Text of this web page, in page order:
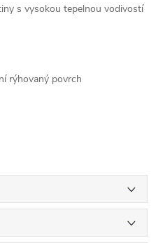
s vysokou tepelnou vodivostí
rýhovaný povrch